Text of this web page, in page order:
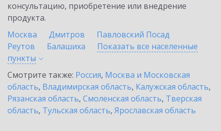
консультацию, приобретение или внедрение
продукта.
Москва
Дмитров
Павловский Посад
Реутов
Балашиха
Показать все населенные
пункты
Смотрите также: Россия, Москва и Московская
область, Владимирская область, Калужская область,
Рязанская область, Смоленская область, Тверская
область, Тульская область, Ярославская область